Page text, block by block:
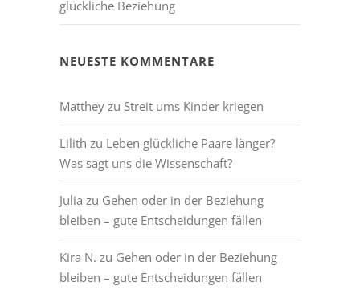
glückliche Beziehung
NEUESTE KOMMENTARE
Matthey zu Streit ums Kinder kriegen
Lilith zu Leben glückliche Paare länger?
Was sagt uns die Wissenschaft?
Julia zu Gehen oder in der Beziehung
bleiben – gute Entscheidungen fällen
Kira N. zu Gehen oder in der Beziehung
bleiben – gute Entscheidungen fällen